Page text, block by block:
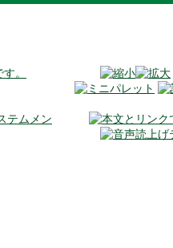
。
テムメン